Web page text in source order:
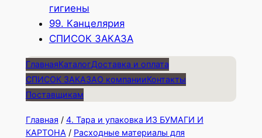
гигиены
99. Канцелярия
СПИСОК ЗАКАЗА
ГлавнаяКаталогДоставка и оплата
СПИСОК ЗАКАЗАО компанииКонтакты
Поставщикам
Главная / 4. Тара и упаковка ИЗ БУМАГИ И
КАРТОНА / Расходные материалы для